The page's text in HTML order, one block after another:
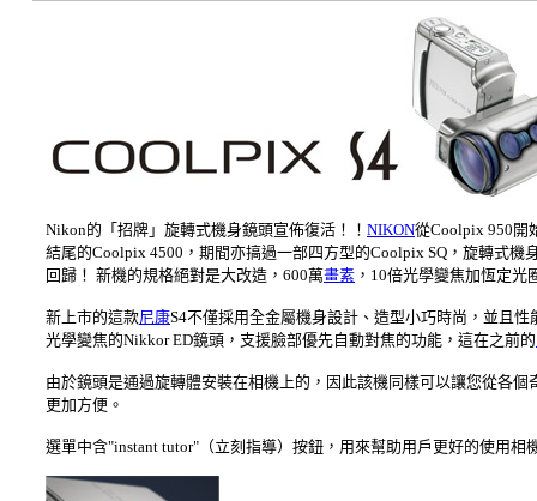
Nikon的「招牌」旋轉式機身鏡頭宣佈復活！！ NIKON從Coolpix 950開
結尾的Coolpix 4500，期間亦搞過一部四方型的Coolpix SQ，旋轉式
回歸！ 新機的規格絕對是大改造，600萬畫素 ，10倍光學變焦加恆定
新上市的這款尼康S4不僅採用全金屬機身設計、造型小巧時尚，並且
光學變焦的Nikkor ED鏡頭，支援臉部優先自動對焦的功能，這在之前的
由於鏡頭是通過旋轉體安裝在相機上的，因此該機同樣可以讓您從各
更加方便。
選單中含"instant tutor"（立刻指導）按鈕，用來幫助用戶更好的使用相